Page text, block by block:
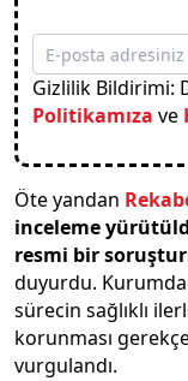
Gizlilik Bildirimi:
Politikamıza ve
Öte yandan
inceleme
resmi bir
duyurdu.
sürecin sağlıklı
korunması
vurgulandı.